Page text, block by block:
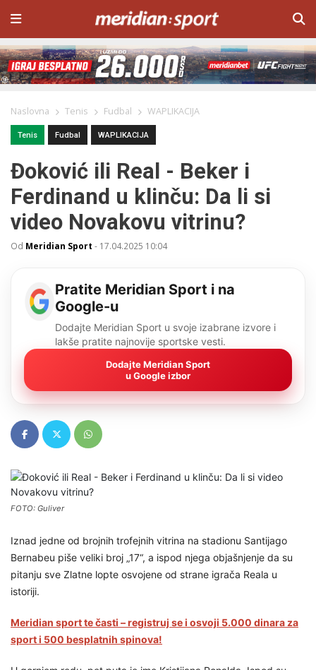
Naslovna Tenis Fudbal WAPLIKACIJA
Tenis Fudbal WAPLIKACIJA
Đoković ili Real - Beker i
Ferdinand u klinču: Da li si
video Novakovu vitrinu?
Od Meridian Sport - 17.04.2025 10:04
Pratite Meridian Sport i na
Google-u
Dodajte Meridian Sport u svoje izabrane izvore i
lakše pratite najnovije sportske vesti.
Dodajte Meridian Sport
u Google izbor
FOTO: Guliver
Iznad jedne od brojnih trofejnih vitrina na stadionu Santijago
Bernabeu piše veliki broj „17“, a ispod njega objašnjenje da su
pitanju sve Zlatne lopte osvojene od strane igrača Reala u
istoriji.
Meridian sport te časti – registruj se i osvoji 5.000 dinara za
sport i 500 besplatnih spinova!